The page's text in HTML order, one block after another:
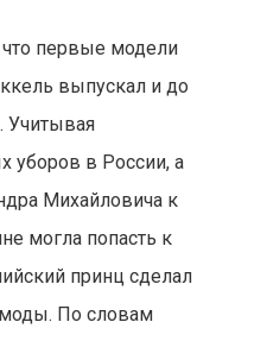
первые модели
выпускал и до
Учитывая
уборов в России, а
Михайловича к
могла попасть к
принц сделал
По словам